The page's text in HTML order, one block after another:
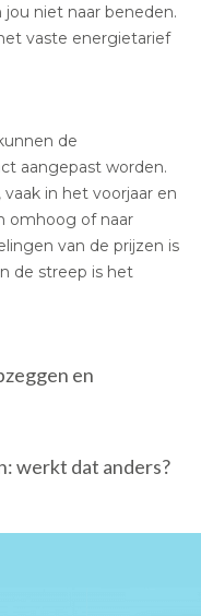
niet naar beneden.
vaste energietarief
de
aangepast worden.
in het voorjaar en
omhoog of naar
van de prijzen is
de streep is het
en
werkt dat anders?